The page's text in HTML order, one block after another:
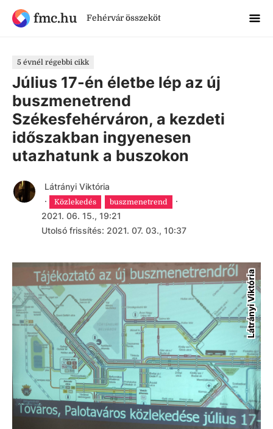
fmc.hu Fehérvár összeköt
5 évnél régebbi cikk
Július 17-én életbe lép az új
buszmenetrend
Székesfehérváron, a kezdeti
időszakban ingyenesen
utazhatunk a buszokon
Látrányi Viktória
·
Közlekedés buszmenetrend
·
2021. 06. 15., 19:21
Utolsó frissítés: 2021. 07. 03., 10:37
Látrányi Viktória